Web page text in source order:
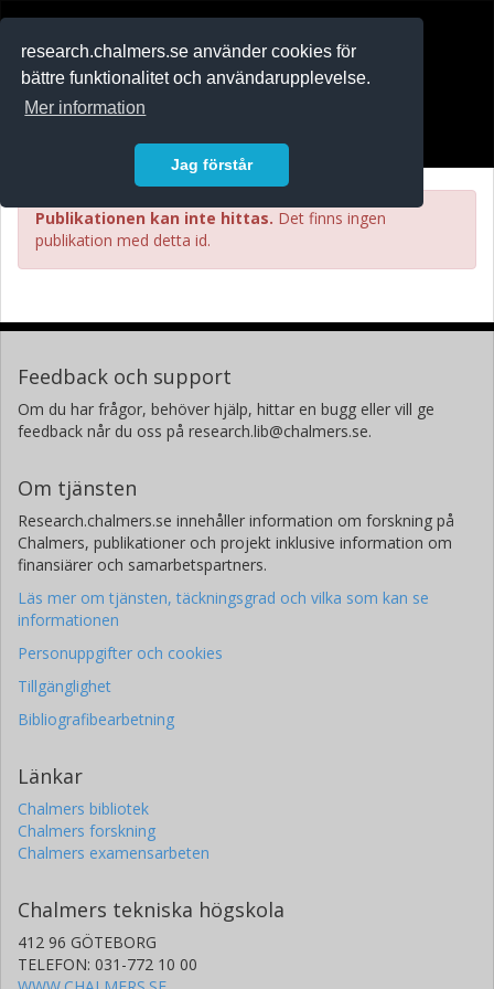
research.chalmers.se använder cookies för
bättre funktionalitet och användarupplevelse.
Mer information
Jag förstår
Publikationen kan inte hittas. Det finns ingen
publikation med detta id.
Feedback och support
Om du har frågor, behöver hjälp, hittar en bugg eller vill ge
feedback når du oss på research.lib@chalmers.se.
Om tjänsten
Research.chalmers.se innehåller information om forskning på
Chalmers, publikationer och projekt inklusive information om
finansiärer och samarbetspartners.
Läs mer om tjänsten, täckningsgrad och vilka som kan se
informationen
Personuppgifter och cookies
Tillgänglighet
Bibliografibearbetning
Länkar
Chalmers bibliotek
Chalmers forskning
Chalmers examensarbeten
Chalmers tekniska högskola
412 96 GÖTEBORG
TELEFON: 031-772 10 00